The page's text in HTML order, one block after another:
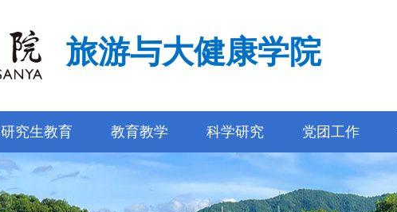
旅游与大健康学院
研究生教育 教育教学 科学研究 党团工作